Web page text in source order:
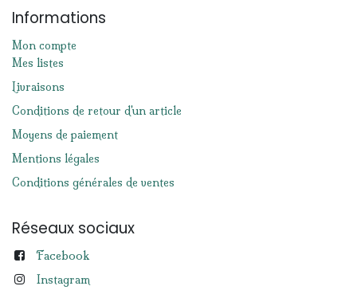
Informations
Mon compte
Mes listes
Livraisons
Conditions de retour d'un article
Moyens de paiement
Mentions légales
Conditions générales de ventes
Réseaux sociaux
Facebook
Instagram